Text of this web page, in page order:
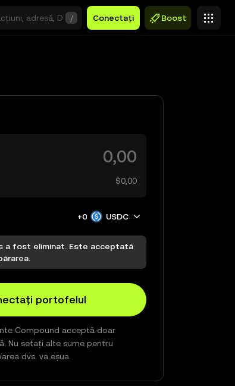
/ Conectați Boost
$0,00
+0 USDC
a fost eliminat. Este acceptată
portofelul
Compound acceptă doar
Nu setați alte sume pentru
dvs. va eșua.